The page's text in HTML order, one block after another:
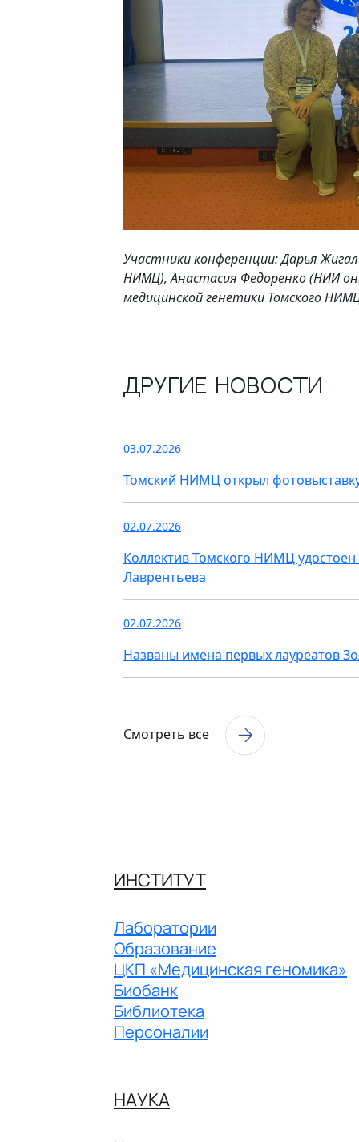
Участники конференции: Дарья
НИМЦ), Анастасия Федоренко (НИИ
медицинской генетики Томского
Другие новости
03.07.2026
Томский НИМЦ открыл
02.07.2026
Коллектив Томского НИМЦ
Лаврентьева
02.07.2026
Названы имена первых лауреатов
Смотреть все
ИНСТИТУТ
Лаборатории
Образование
ЦКП «Медицинская геномика»
Биобанк
Библиотека
Персоналии
НАУКА